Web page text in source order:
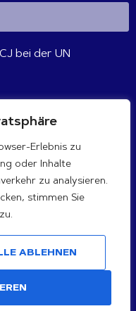
Erlebnis zu
oder Inhalte
zu analysieren.
stimmen Sie
ABLEHNEN
bei der UN